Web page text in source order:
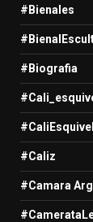
#Bienales
#Biografia
#CaliEsquivel
#Caliz
#Camara